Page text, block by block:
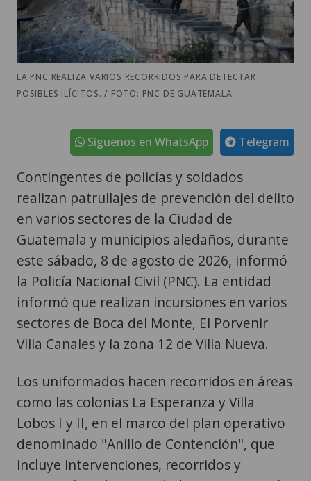
LA PNC REALIZA VARIOS RECORRIDOS PARA DETECTAR
POSIBLES ILÍCITOS. / FOTO: PNC DE GUATEMALA.
Telegram
Síguenos en WhatsApp
Contingentes de policías y soldados
realizan patrullajes de prevención del delito
en varios sectores de la Ciudad de
Guatemala y municipios aledaños, durante
este sábado, 8 de agosto de 2026, informó
la Policía Nacional Civil (PNC). La entidad
informó que realizan incursiones en varios
sectores de Boca del Monte, El Porvenir
Villa Canales y la zona 12 de Villa Nueva.
Los uniformados hacen recorridos en áreas
como las colonias La Esperanza y Villa
Lobos I y II, en el marco del plan operativo
denominado "Anillo de Contención", que
incluye intervenciones, recorridos y